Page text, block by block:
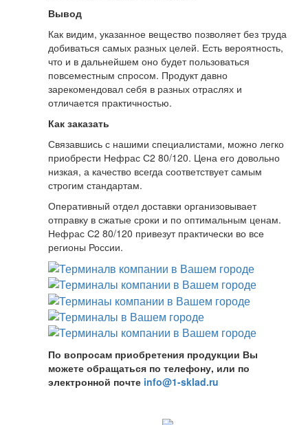
Вывод
Как видим, указанное вещество позволяет без труда
добиваться самых разных целей. Есть вероятность,
что и в дальнейшем оно будет пользоваться
повсеместным спросом. Продукт давно
зарекомендовал себя в разных отраслях и
отличается практичностью.
Как заказать
Связавшись с нашими специалистами, можно легко
приобрести Нефрас С2 80/120. Цена его довольно
низкая, а качество всегда соответствует самым
строгим стандартам.
Оперативный отдел доставки организовывает
отправку в сжатые сроки и по оптимальным ценам.
Нефрас С2 80/120 привезут практически во все
регионы России.
По вопросам приобретения продукции Вы
можете обращаться по телефону, или по
электронной почте info@1-sklad.ru